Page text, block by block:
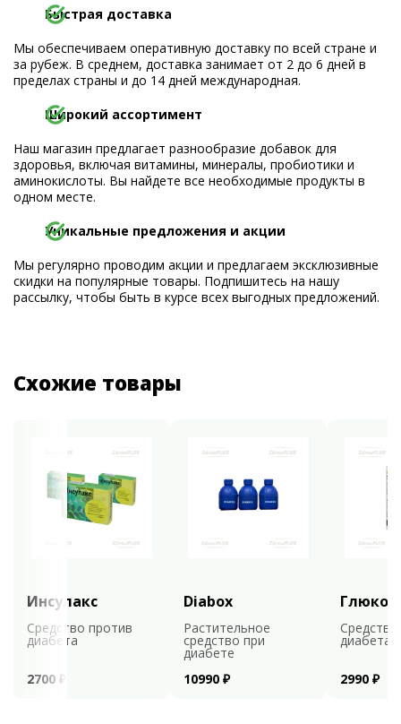
Быстрая доставка
Мы обеспечиваем оперативную доставку по всей стране и
за рубеж. В среднем, доставка занимает от 2 до 6 дней в
пределах страны и до 14 дней международная.
Широкий ассортимент
Наш магазин предлагает разнообразие добавок для
здоровья, включая витамины, минералы, пробиотики и
аминокислоты. Вы найдете все необходимые продукты в
одном месте.
Уникальные предложения и акции
Мы регулярно проводим акции и предлагаем эксклюзивные
скидки на популярные товары. Подпишитесь на нашу
рассылку, чтобы быть в курсе всех выгодных предложений.
Схожие товары
Инсулакс
Средство против
диабета
2700 ₽
Diabox
Растительное
средство при
диабете
10990 ₽
диабета
2990 ₽